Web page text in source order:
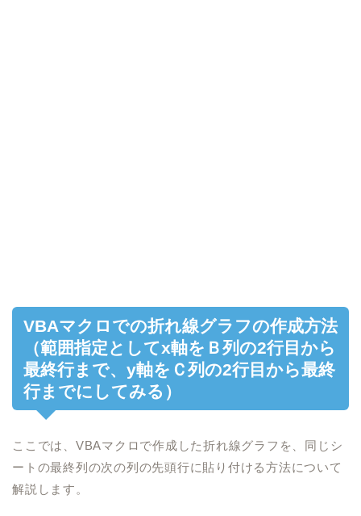
VBAマクロでの折れ線グラフの作成方法
（範囲指定としてx軸をＢ列の2行目から
最終行まで、y軸をＣ列の2行目から最終
行までにしてみる）
ここでは、VBAマクロで作成した折れ線グラフを、同じシ
ートの最終列の次の列の先頭行に貼り付ける方法について
解説します。